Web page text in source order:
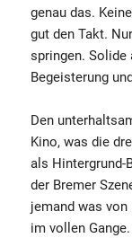
genau das.
gut den Takt.
springen. Solide
Begeisterung
Den
Kino, was die
als Hintergrund-
der Bremer
jemand was
im vollen